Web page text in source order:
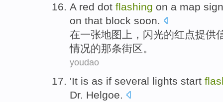
A red dot flashing on a map
on that block soon.
在一张地图上 ， 闪光的红 点提供
情况的那条街区。
youdao
'It is as if several lights start
Dr. Helgoe.